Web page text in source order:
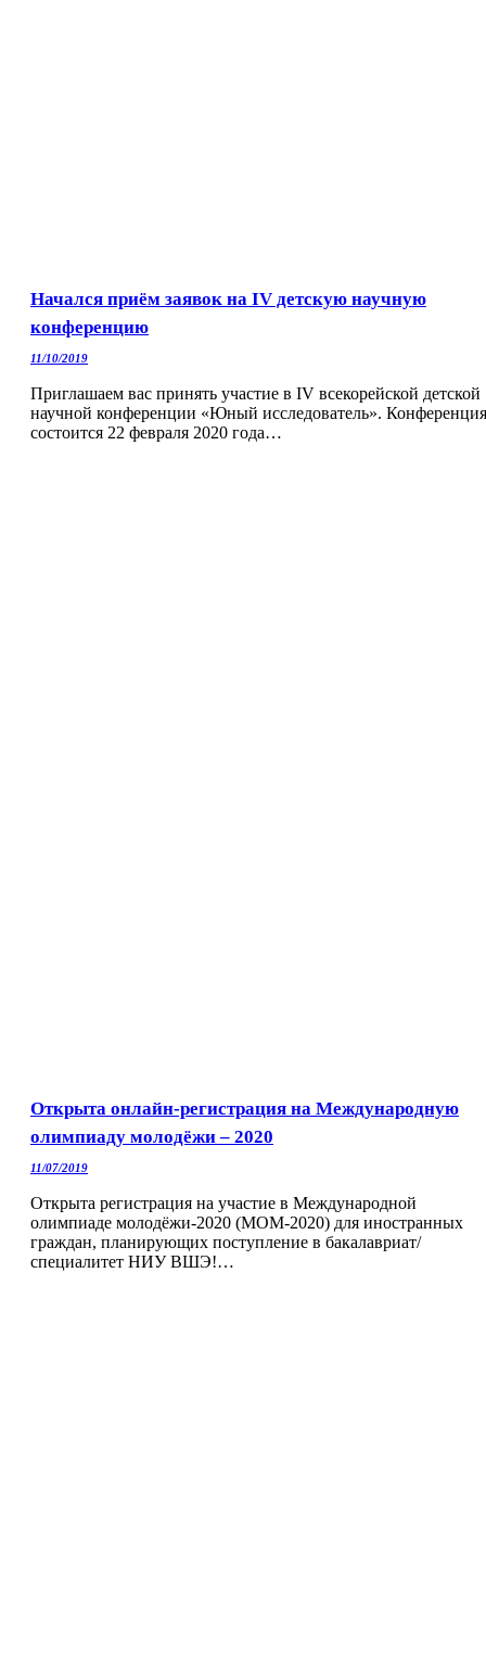
Начался приём заявок на IV детскую научную
конференцию
11/10/2019
Приглашаем вас принять участие в IV всекорейской детской
научной конференции «Юный исследователь». Конференция
состоится 22 февраля 2020 года…
Открыта онлайн-регистрация на Международную
олимпиаду молодёжи – 2020
11/07/2019
Открыта регистрация на участие в Международной
олимпиаде молодёжи-2020 (МОМ-2020) для иностранных
граждан, планирующих поступление в бакалавриат/
специалитет НИУ ВШЭ!…